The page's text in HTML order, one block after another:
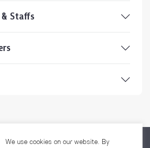
Staffs
We use cookies on our website. By